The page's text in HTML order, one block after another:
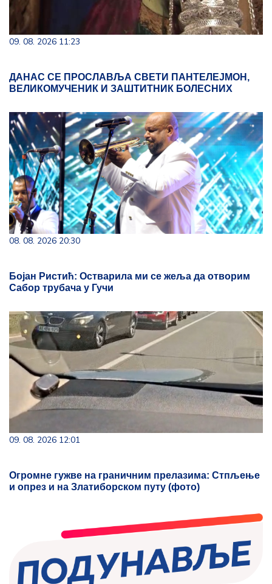
09. 08. 2026 11:23
ДАНАС СЕ ПРОСЛАВЉА СВЕТИ ПАНТЕЛЕЈМОН,
ВЕЛИКОМУЧЕНИК И ЗАШТИТНИК БОЛЕСНИХ
08. 08. 2026 20:30
Бојан Ристић: Остварила ми се жеља да отворим
Сабор трубача у Гучи
09. 08. 2026 12:01
Огромне гужве на граничним прелазима: Стпљење
и опрез и на Златиборском путу (фото)